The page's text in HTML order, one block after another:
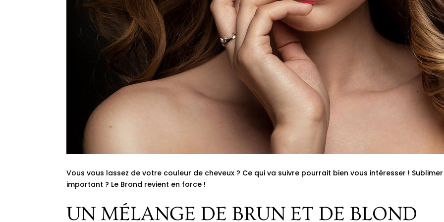
Vous vous lassez de votre couleur de cheveux ? Ce qui va suivre pourrait bien vous intéresser !
important ? Le Brond revient en force !
UN MÉLANGE DE BRUN ET DE BLOND